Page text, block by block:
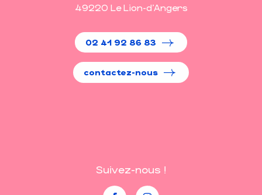
49220 Le Lion-d'Angers
02 41 92 86 83
contactez-nous
Suivez-nous !